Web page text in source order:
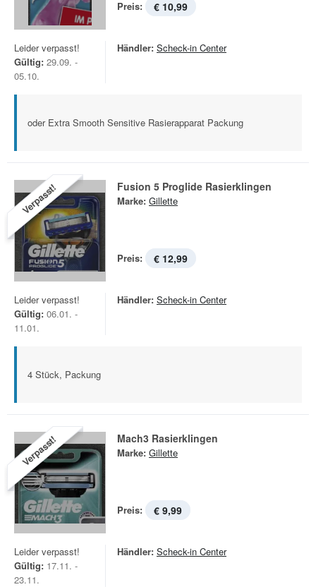
Preis: € 10,99
Leider verpasst!
Gültig: 29.09. -
05.10.
Händler: Scheck-in Center
oder Extra Smooth Sensitive Rasierapparat Packung
Verpasst! Fusion 5 Proglide Rasierklingen
Marke: Gillette
Preis: € 12,99
Leider verpasst!
Gültig: 06.01. -
11.01.
Händler: Scheck-in Center
4 Stück, Packung
Verpasst! Mach3 Rasierklingen
Marke: Gillette
Preis: € 9,99
Leider verpasst!
Gültig: 17.11. -
23.11.
Händler: Scheck-in Center